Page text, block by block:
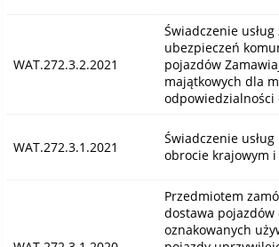
WAT.272.3.2.2021
Świadczenie usług
ubezpieczeń
pojazdów
majątkowych dla
odpowiedzialności
WAT.272.3.1.2021
Świadczenie
obrocie krajowym
Przedmiotem
dostawa pojazdów
oznakowanych